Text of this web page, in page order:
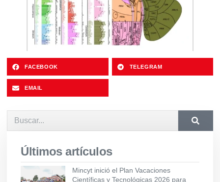
FACEBOOK TELEGRAM
EMAIL
Últimos artículos
Mincyt inició el Plan Vacaciones
Científicas y Tecnológicas 2026 para